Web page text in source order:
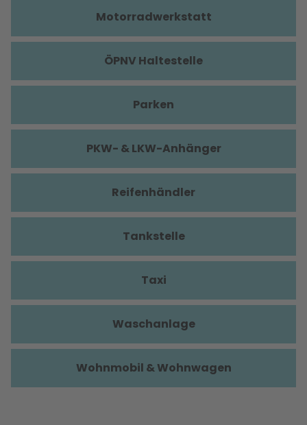
Motorradwerkstatt
ÖPNV Haltestelle
Parken
PKW- & LKW-Anhänger
Reifenhändler
Tankstelle
Taxi
Waschanlage
Wohnmobil & Wohnwagen